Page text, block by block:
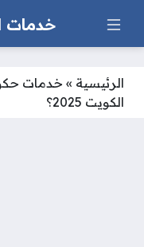
خدمات
الرئيسية » خدمات
الكويت 2025؟